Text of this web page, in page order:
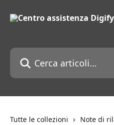
Cerca articoli…
Tutte le collezioni
Note di